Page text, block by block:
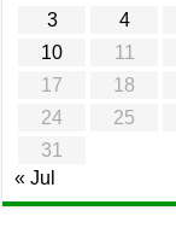
3
4
10
11
17
18
24
25
31
« Jul